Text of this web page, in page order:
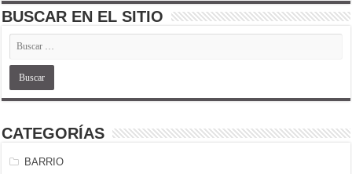
BUSCAR EN EL SITIO
CATEGORÍAS
BARRIO